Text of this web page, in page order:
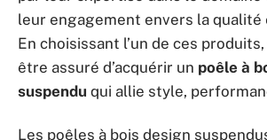
leur engagement envers la qualité
En choisissant l’un de ces
être assuré d’acquérir un poêle à
suspendu qui allie style,
Les poêles à bois design